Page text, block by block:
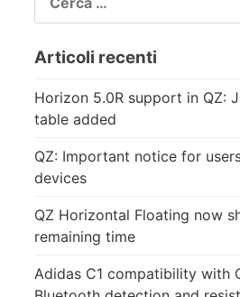
PER:
Articoli recenti
Horizon 5.0R support in QZ:
table added
QZ: Important notice for
devices
QZ Horizontal Floating now
remaining time
Adidas C1 compatibility with